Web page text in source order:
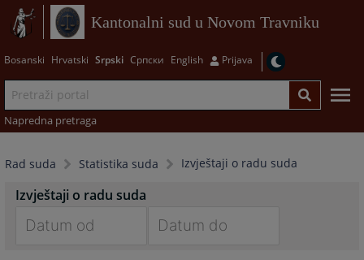
Kantonalni sud u Novom Travniku
Bosanski Hrvatski Srpski Српски English Prijava
Napredna pretraga
Rad suda Statistika suda Izvještaji o radu suda
Izvještaji o radu suda